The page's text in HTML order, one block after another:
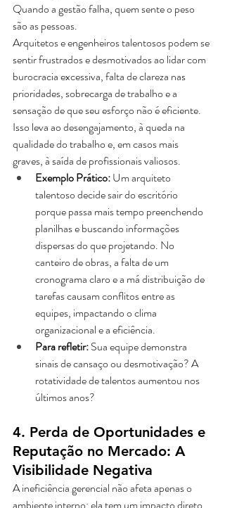
Quando a gestão falha, quem sente o peso
são as pessoas.
Arquitetos e engenheiros talentosos podem se
sentir frustrados e desmotivados ao lidar com
burocracia excessiva, falta de clareza nas
prioridades, sobrecarga de trabalho e a
sensação de que seu esforço não é eficiente.
Isso leva ao desengajamento, à queda na
qualidade do trabalho e, em casos mais
graves, à saída de profissionais valiosos.
Exemplo Prático: Um arquiteto
talentoso decide sair do escritório
porque passa mais tempo preenchendo
planilhas e buscando informações
dispersas do que projetando. No
canteiro de obras, a falta de um
cronograma claro e a má distribuição de
tarefas causam conflitos entre as
equipes, impactando o clima
organizacional e a eficiência.
Para refletir: Sua equipe demonstra
sinais de cansaço ou desmotivação? A
rotatividade de talentos aumentou nos
últimos anos?
4. Perda de Oportunidades e
Reputação no Mercado: A
Visibilidade Negativa
A ineficiência gerencial não afeta apenas o